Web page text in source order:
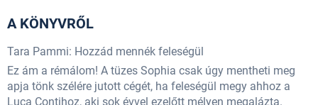
A KÖNYVRŐL
Tara Pammi: Hozzád mennék feleségül
Ez ám a rémálom! A tüzes Sophia csak úgy mentheti meg
apja tönk szélére jutott cégét, ha feleségül megy ahhoz a
Luca Contihoz, aki sok évvel ezelőtt mélyen megalázta.